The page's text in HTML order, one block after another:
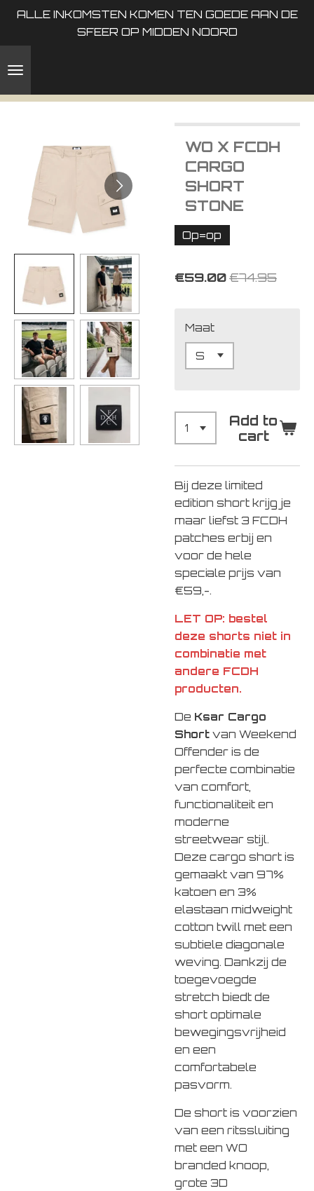
Skip
content
ALLE INKOMSTEN KOMEN TEN GOEDE AAN DE
SFEER OP MIDDEN NOORD
WO X FCDH
CARGO
SHORT
STONE
Op=op
€59.00 €74.95
Maat
Add to
cart
Bij deze limited
edition short krijg je
maar liefst 3 FCDH
patches erbij en
voor de hele
speciale prijs van
€59,-.
LET OP: bestel
deze shorts niet in
combinatie met
andere FCDH
producten.
De Ksar Cargo
Short van Weekend
Offender is de
perfecte combinatie
van comfort,
functionaliteit en
moderne
streetwear stijl.
Deze cargo short is
gemaakt van 97%
katoen en 3%
elastaan midweight
cotton twill met een
subtiele diagonale
weving. Dankzij de
toegevoegde
stretch biedt de
short optimale
bewegingsvrijheid
en een
comfortabele
pasvorm.
De short is voorzien
van een ritssluiting
met een WO
branded knoop,
grote 3D